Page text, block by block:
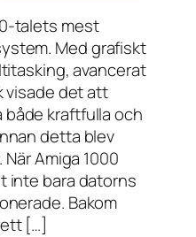
talets mest
Med grafiskt
avancerat
visade det att
både kraftfulla och
detta blev
Amiga 1000
inte bara datorns
Bakom
[…]